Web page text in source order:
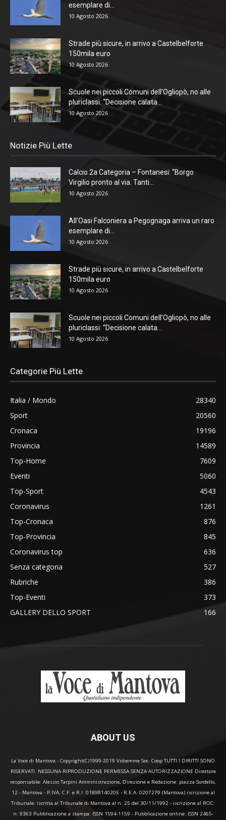
esemplare di...
10 Agosto 2026
Strade più sicure, in arrivo a Castelbelforte
150mila euro
10 Agosto 2026
Scuole nei piccoli Comuni dell’Ogliopò, no alle
pluriclassi: “Decisione calata...
10 Agosto 2026
Notizie Più Lette
Calcio 2a Categoria – Fontanesi: “Borgo
Virgilio pronto al via. Tanti...
10 Agosto 2026
All’Oasi Falconiera a Pegognaga arriva un raro
esemplare di...
10 Agosto 2026
Strade più sicure, in arrivo a Castelbelforte
150mila euro
10 Agosto 2026
Scuole nei piccoli Comuni dell’Ogliopò, no alle
pluriclassi: “Decisione calata...
10 Agosto 2026
Categorie Più Lette
Italia / Mondo
28340
Sport
20560
Cronaca
19196
Provincia
14589
Top-Home
7609
Eventi
5060
Top-Sport
4543
Coronavirus
1261
Top-Cronaca
876
Top-Provincia
845
Coronavirus top
636
Senza categoria
527
Rubriche
386
Top-Eventi
373
GALLERY DELLO SPORT
166
ABOUT US
La Voce di Mantova - Copyright(C)1999-2019 Vidiemme Soc. Coop TUTTI I DIRITTI SONO
RISERVATI. NESSUNA RIPRODUZIONE PERMESSA SENZA AUTORIZZAZIONE Direttore
responsabile: Alessio Tarpini Amministrazione, Direzione e Redazione: piazza Sordello,
12 - Mantova - P.IVA, C.F. e R.I. 01898140205 - R.E.A. 0207279 (Mantova) iscrizione al
Tribunale: iscritta al Tribunale di Mantova al n. 25 del 30/11/1992 - iscrizione al ROC:
n. 9363 Pubblicazione a stampa: ISSN 1594-1159 - Pubblicazione online: ISSN 2465-